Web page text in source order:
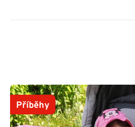
Příběhy